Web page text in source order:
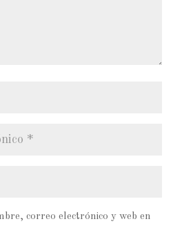
correo electrónico y web en